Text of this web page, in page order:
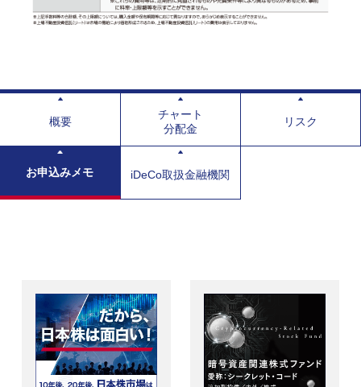
概要
チャート
分配金
リスク
お申込みメモ iDeCo取扱金融機関